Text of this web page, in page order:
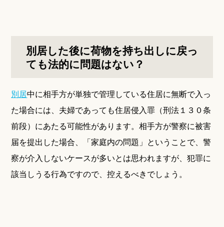
別居した後に荷物を持ち出しに戻っ
ても法的に問題はない？
別居中に相手方が単独で管理している住居に無断で入っ
た場合には、夫婦であっても住居侵入罪（刑法１３０条
前段）にあたる可能性があります。相手方が警察に被害
届を提出した場合、「家庭内の問題」ということで、警
察が介入しないケースが多いとは思われますが、犯罪に
該当しうる行為ですので、控えるべきでしょう。